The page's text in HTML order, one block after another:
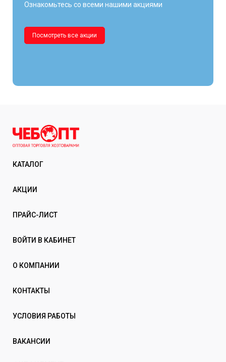
Ознакомьтесь со всеми нашими акциями
Посмотреть все акции
КАТАЛОГ
АКЦИИ
ПРАЙС-ЛИСТ
ВОЙТИ В КАБИНЕТ
О КОМПАНИИ
КОНТАКТЫ
УСЛОВИЯ РАБОТЫ
ВАКАНСИИ